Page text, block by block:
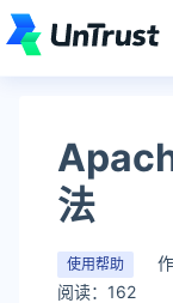
法
使用帮助
阅读：162